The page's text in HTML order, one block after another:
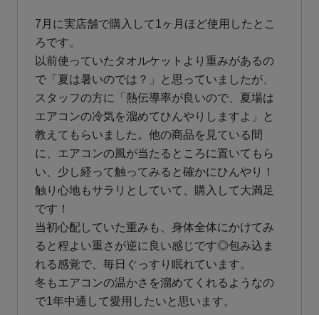
7月に実店舗で購入して1ヶ月ほど使用したとこ
ろです。
以前使っていたタオルケットより重みがあるの
で「夏は暑いのでは？」と思っていましたが、
スタッフの方に「熱伝導率が良いので、夏場は
エアコンの冷気を溜めてひんやりしますよ」と
教えてもらいました。他の商品を見ている間
に、エアコンの風が当たるところに置いてもら
い、少し経って触ってみると確かにひんやり！
触り心地もサラリとしていて、購入して大満足
です！
当初心配していた重みも、身体全体にかけてみ
ると程よい重さが逆に良い感じです◎包み込ま
れる感覚で、毎日ぐっすり眠れています。
冬もエアコンの温かさを溜めてくれるようなの
で1年中通して愛用したいと思います。